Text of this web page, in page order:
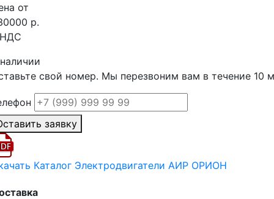
от
р.
свой номер. Мы перезвоним вам в течение 10
заявку
Каталог Электродвигатели АИР ОРИОН